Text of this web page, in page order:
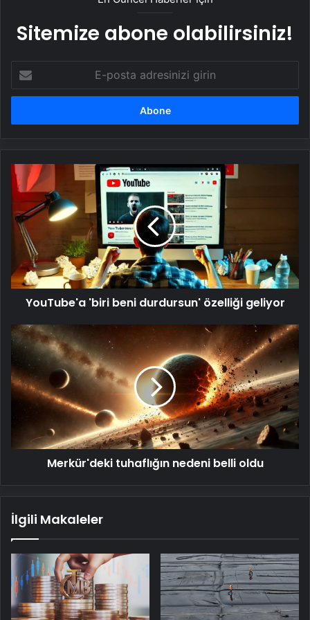
Sitemize abone olabilirsiniz!
posta
adresinizi
YouTube'a
'biri
beni
durdursun'
özelliği
geliyor
YouTube'a 'biri beni durdursun' özelliği geliyor
Merkür'deki
tuhaflığın
nedeni
belli
oldu
Merkür'deki tuhaflığın nedeni belli oldu
İlgili Makaleler